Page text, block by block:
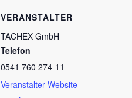
VERANSTALTER
TACHEX GmbH
Telefon
0541 760 274-11
Veranstalter-Website